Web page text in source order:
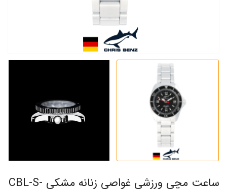
ساعت مچی ورزشی غواصی زنانه مشکی CBL-S-